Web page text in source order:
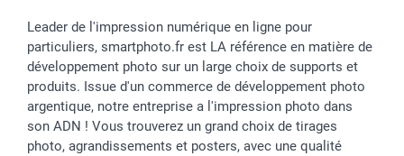
Cadres photo & accessoires déco
Dénicheur d'idées cadeau
Communion
Baptême
Toussaint
Rentrée des classes
Saint-Valentin
Vacances
Vie privée
Gestion des cookies
Tarifs
Partenariats & Influence
Investisseurs
smartfriends
Livraison
Modes de paiement
Grandes quantités
Statut de ma commande
Leader de l'impression numérique en ligne pour
particuliers, smartphoto.fr est LA référence en matière de
développement photo sur un large choix de supports et
produits. Issue d'un commerce de développement photo
argentique, notre entreprise a l'impression photo dans
son ADN ! Vous trouverez un grand choix de tirages
photo, agrandissements et posters, avec une qualité